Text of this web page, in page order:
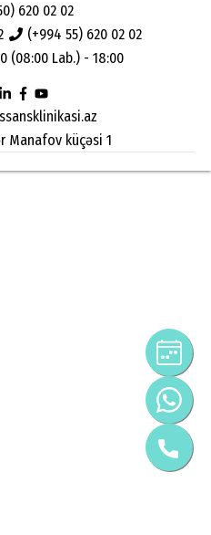
Manafov küçəsi 1
(+994 55) 620 02 02
620 02 02
(08:00 Lab.) - 18:00